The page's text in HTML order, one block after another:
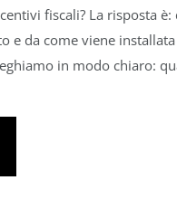
fiscali? La risposta
e da come viene
in modo chiaro: